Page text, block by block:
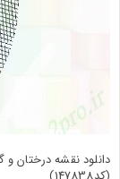
دانلود نقشه درختان